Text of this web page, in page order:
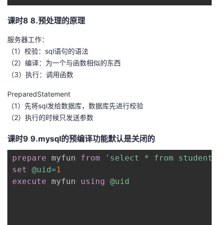
课时8 8.预处理的原理
服务器工作：
（1）校验：sql语句的语法
（2）编译：为一个与函数相似的东西
（3）执行：调用函数
PreparedStatement
（1）先将sql发给数据库，数据库先进行校验
（2）执行的时候只发送参数
课时9 9.mysql的预编译功能默认是关闭的
prepare myfun from
'select * from student
set
@uid=1
execute myfun using @uid